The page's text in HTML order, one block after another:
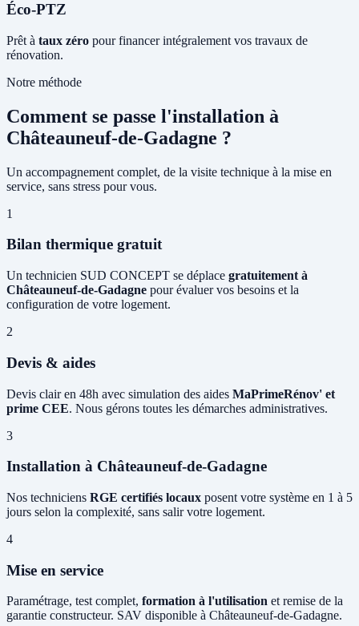
Éco-PTZ
Prêt à taux zéro pour financer intégralement vos travaux de
rénovation.
Notre méthode
Comment se passe l'installation à
Châteauneuf-de-Gadagne ?
Un accompagnement complet, de la visite technique à la mise en
service, sans stress pour vous.
1
Bilan thermique gratuit
Un technicien SUD CONCEPT se déplace gratuitement à
Châteauneuf-de-Gadagne pour évaluer vos besoins et la
configuration de votre logement.
2
Devis & aides
Devis clair en 48h avec simulation des aides MaPrimeRénov' et
prime CEE. Nous gérons toutes les démarches administratives.
3
Installation à Châteauneuf-de-Gadagne
Nos techniciens RGE certifiés locaux posent votre système en 1 à 5
jours selon la complexité, sans salir votre logement.
4
Mise en service
Paramétrage, test complet, formation à l'utilisation et remise de la
garantie constructeur. SAV disponible à Châteauneuf-de-Gadagne.